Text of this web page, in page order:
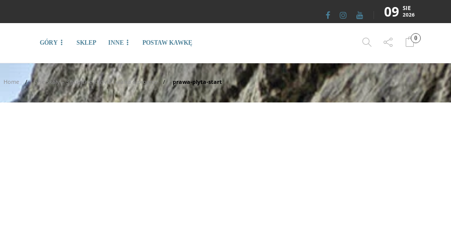
09 SIE
2026
GÓRY SKLEP INNE POSTAW KAWKĘ
0
Home Łyse Skały – 3 jurajskie klasyki i walka o progres prawa-plyta-start